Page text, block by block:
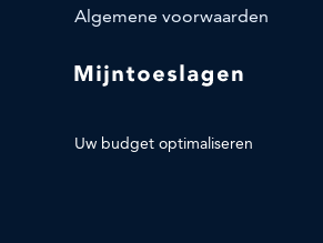
Uw budget optimaliseren
Algemene voorwaarden